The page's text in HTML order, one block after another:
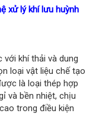
xử lý khí lưu huỳnh
khí thải và dung
loại vật liệu chế tạo
là loại thép hợp
và bền nhiệt, chịu
trong điều kiện